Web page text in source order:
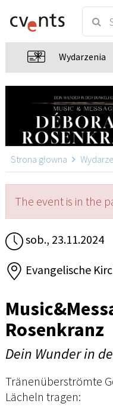
Wydarzenia
Strona głowna
The event is in the
sob., 23.11.2024
Evangelische
Rosenkranz
Dein Wunder in
Tränenüberströmte
Lächeln tragen: